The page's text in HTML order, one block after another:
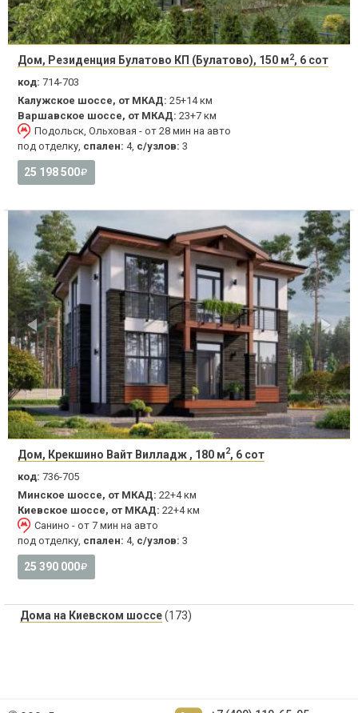
Дом, Резиденция Булатово КП (Булатово), 150 м2, 6 сот
код: 714-703
Калужское шоссе, от МКАД: 25+14 км
Варшавское шоссе, от МКАД: 23+7 км
Подольск, Ольховая - от 28 мин на авто
под отделку, спален: 4, с/узлов: 3
25 198 500
Дом, Крекшино Вайт Вилладж , 180 м2, 6 сот
код: 736-705
Минское шоссе, от МКАД: 22+4 км
Киевское шоссе, от МКАД: 22+4 км
Санино - от 7 мин на авто
под отделку, спален: 4, с/узлов: 3
25 390 000
Дома на Киевском шоссе(173)